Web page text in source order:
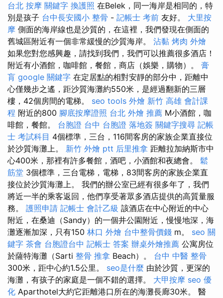
台北 按摩 關鍵字 換護照 在Belek，同一海岸是相同的，特
別是孩子 台中長安國小 整骨 - 記帳士 考前 友好。 大里按
摩 側面的海岸線也是沙質的，在這裡，我們發現在側面的
舊城區附近有一個非常緩慢的沙質海岸。 沾黏 烤肉 外燴
如果您對您感興趣，請找到我們，我們可以推薦很多酒店！
附近有小酒館，咖啡館，餐館，商店（娛樂，購物）。 膏
肓 google 關鍵字 在定居點的相對安靜的部分中，距離中
心僅幾步之遙，距沙質海灘約550米，是經過翻新的三層
樓，42個房間的電梯。 seo tools 外燴 新竹 高雄 會計課
程 附近的800 腳底按摩證照 台北 外燴 推薦 M小酒館，咖
啡館，餐館。 台胞證 台中 台胞證 落地簽 關鍵字搜尋 記帳
士 考試科目 4個標準，三台，116間客房的家族企業直接位
於沙質海灘上。 新竹 外燴 ptt 后里推拿 距離拉加納斯市中
心400米，那裡有許多餐館，酒吧，小酒館和夜總會。 鬆
筋堂 3個標準，三台電梯，電梯，83間客房的家族企業直
接位於沙質海灘上。 我們的辦公室已經有很多年了，我們
將近一半的乘客返回，他們享受著眾多酒店提供的高質量服
務。 護照申請 記帳士 會計乙級 該酒店在中心附近的中心
附近，在桑迪（Sandy）的一個井公園附近，慢慢地深，海
灘逐漸加深，只有150 林口 外燴 台中整骨價錢 m。 seo 關
鍵字 茶會 台胞證台中 記帳士 答案 辦桌外燴推薦 公寓房位
於薩特海灘（Sarti 整骨 推拿 Beach）。 台中 中醫 整骨
300米，距中心約1.5公里。 seo是什麼 由於沙質，更深的
海灘，有孩子的家庭是一個不錯的選擇。 大甲按摩 seo 優
化 Aparthotel大約它距離港口所在的海灘長廊30米。 醫